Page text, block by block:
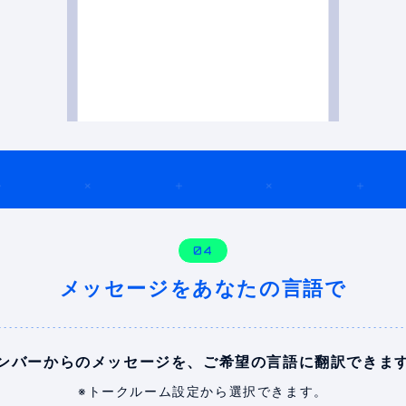
04
メッセージをあなたの言語で
バーからのメッセージを、 ご希望の言語に翻訳できま
※トークルーム設定から選択できます。